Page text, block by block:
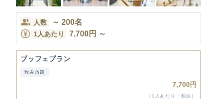
人数 ～ 200名
1人あたり 7,700円 ～
ブッフェプラン
飲み放題
7,700円
（1人あたり・税込）